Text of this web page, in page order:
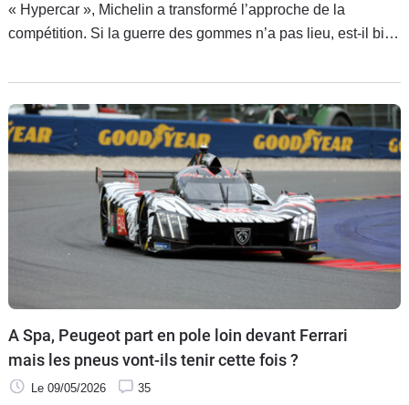
« Hypercar », Michelin a transformé l’approche de la
compétition. Si la guerre des gommes n’a pas lieu, est-il bien
A Spa, Peugeot part en pole loin devant Ferrari
mais les pneus vont-ils tenir cette fois ?
Le 09/05/2026 35